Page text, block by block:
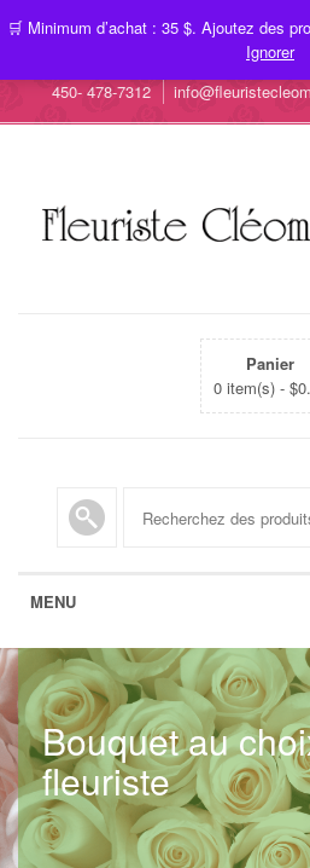
450- 478-7312
Panier
0 item(s) - $
MENU
Bouquet au
fleuriste
🛒 Minimum d’achat : 35 $. Ajoutez des
Ignorer